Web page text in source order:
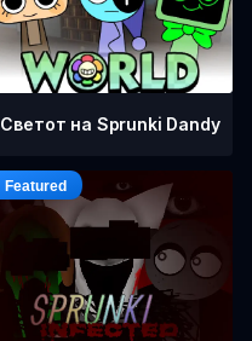
Светот на Sprunki Dandy